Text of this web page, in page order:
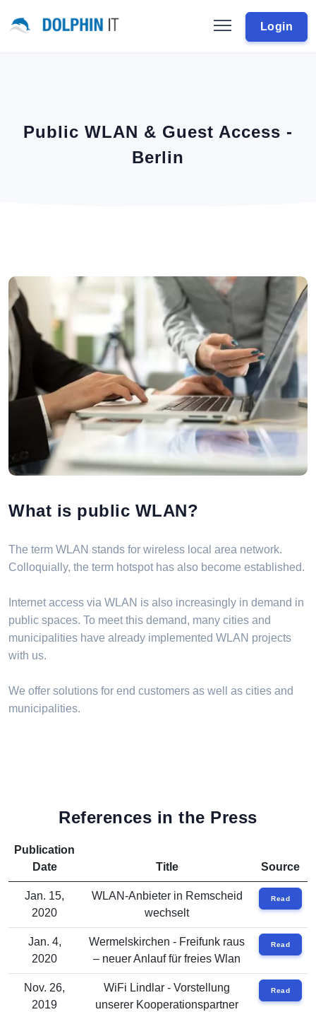
Login
Public WLAN & Guest Access -
Berlin
What is public WLAN?
The term WLAN stands for wireless local area network.
Colloquially, the term hotspot has also become established.
Internet access via WLAN is also increasingly in demand in
public spaces. To meet this demand, many cities and
municipalities have already implemented WLAN projects
with us.
We offer solutions for end customers as well as cities and
municipalities.
References in the Press
Publication
Date
Title Source
Jan. 15,
2020
WLAN-Anbieter in Remscheid
wechselt
Read
Jan. 4,
2020
Wermelskirchen - Freifunk raus
– neuer Anlauf für freies Wlan
Read
Nov. 26,
2019
WiFi Lindlar - Vorstellung
unserer Kooperationspartner
Read